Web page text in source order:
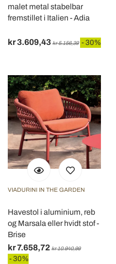
malet metal stabelbar
fremstillet i Italien - Adia
kr 3.609,43 kr 5.156,39 - 30%
VIADURINI IN THE GARDEN
Havestol i aluminium, reb
og Marsala eller hvidt stof -
Brise
kr 7.658,72 kr 10.940,99
- 30%